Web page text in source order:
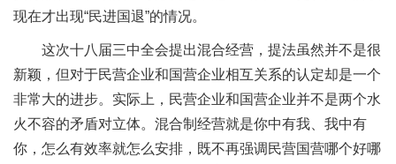
现在才出现“民进国退”的情况。
这次十八届三中全会提出混合经营，提法虽然并不是很
新颖，但对于民营企业和国营企业相互关系的认定却是一个
非常大的进步。实际上，民营企业和国营企业并不是两个水
火不容的矛盾对立体。混合制经营就是你中有我、我中有
你，怎么有效率就怎么安排，既不再强调民营国营哪个好哪